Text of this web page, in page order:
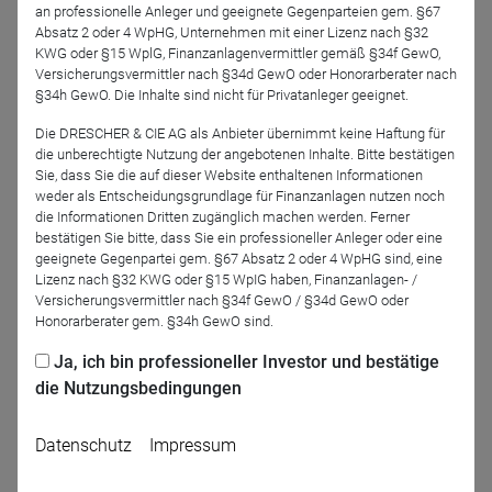
Referenten
Kilian Stemberger
DJE Kapital AG
Zurück
an professionelle Anleger und geeignete Gegenparteien gem. §67
Absatz 2 oder 4 WpHG, Unternehmen mit einer Lizenz nach §32
KWG oder §15 WplG, Finanzanlagenvermittler gemäß §34f GewO,
Versicherungsvermittler nach §34d GewO oder Honorarberater nach
§34h GewO. Die Inhalte sind nicht für Privatanleger geeignet.
Die DRESCHER & CIE AG als Anbieter übernimmt keine Haftung für
die unberechtigte Nutzung der angebotenen Inhalte. Bitte bestätigen
Sie, dass Sie die auf dieser Website enthaltenen Informationen
weder als Entscheidungsgrundlage für Finanzanlagen nutzen noch
die Informationen Dritten zugänglich machen werden. Ferner
bestätigen Sie bitte, dass Sie ein professioneller Anleger oder eine
geeignete Gegenpartei gem. §67 Absatz 2 oder 4 WpHG sind, eine
Lizenz nach §32 KWG oder §15 WpIG haben, Finanzanlagen- /
Versicherungsvermittler nach §34f GewO / §34d GewO oder
Honorarberater gem. §34h GewO sind.
Ja, ich bin professioneller Investor und bestätige
die Nutzungsbedingungen
Datenschutz Impressum